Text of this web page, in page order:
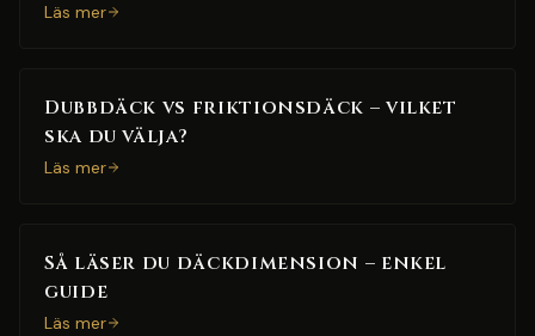
Läs mer
Dubbdäck vs friktionsdäck – vilket
ska du välja?
Läs mer
Så läser du däckdimension – enkel
guide
Läs mer